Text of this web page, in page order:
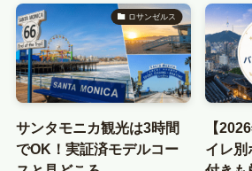
ロサンゼルス
サンタモニカ観光は3時間
でOK！実証済モデルコー
【
イレ別